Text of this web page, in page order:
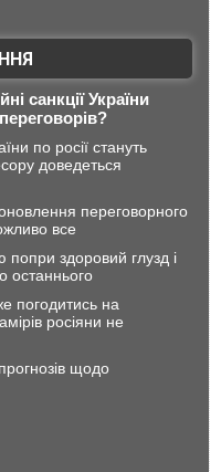
санкції України
по росії стануть
доведеться
переговорного
все
попри здоровий глузд і
останнього
погодитись на
росіяни не
щодо